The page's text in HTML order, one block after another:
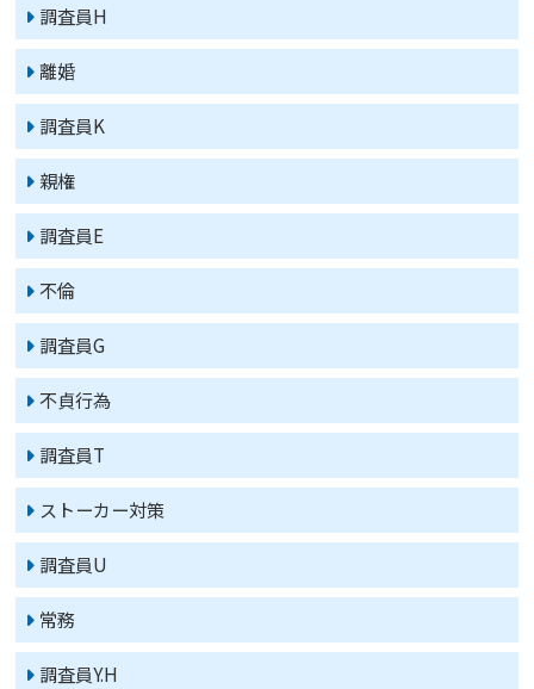
調査員H
離婚
調査員K
親権
調査員E
不倫
調査員G
不貞行為
調査員T
ストーカー対策
調査員U
常務
調査員Y.H